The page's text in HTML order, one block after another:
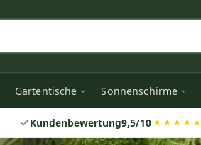
Gartentische Sonnenschirme
Kundenbewertung9,5/10★★★★★